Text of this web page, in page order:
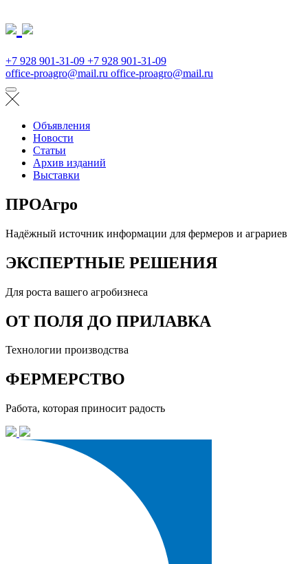
+7 928 901-31-09 +7 928 901-31-09
office-proagro@mail.ru office-proagro@mail.ru
Объявления
Новости
Статьи
Архив изданий
Выставки
ПРОАгро
Надёжный источник информации для фермеров и аграриев
ЭКСПЕРТНЫЕ РЕШЕНИЯ
Для роста вашего агробизнеса
ОТ ПОЛЯ ДО ПРИЛАВКА
Технологии производства
ФЕРМЕРСТВО
Работа, которая приносит радость